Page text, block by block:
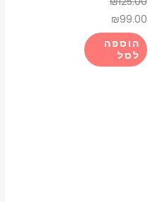
₪99.00
הוספה
לסל